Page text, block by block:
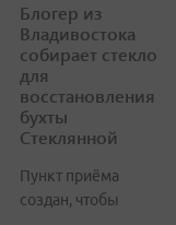
Блогер из
Владивостока
собирает стекло
для
восстановления
бухты
Стеклянной
Пункт приёма
создан, чтобы